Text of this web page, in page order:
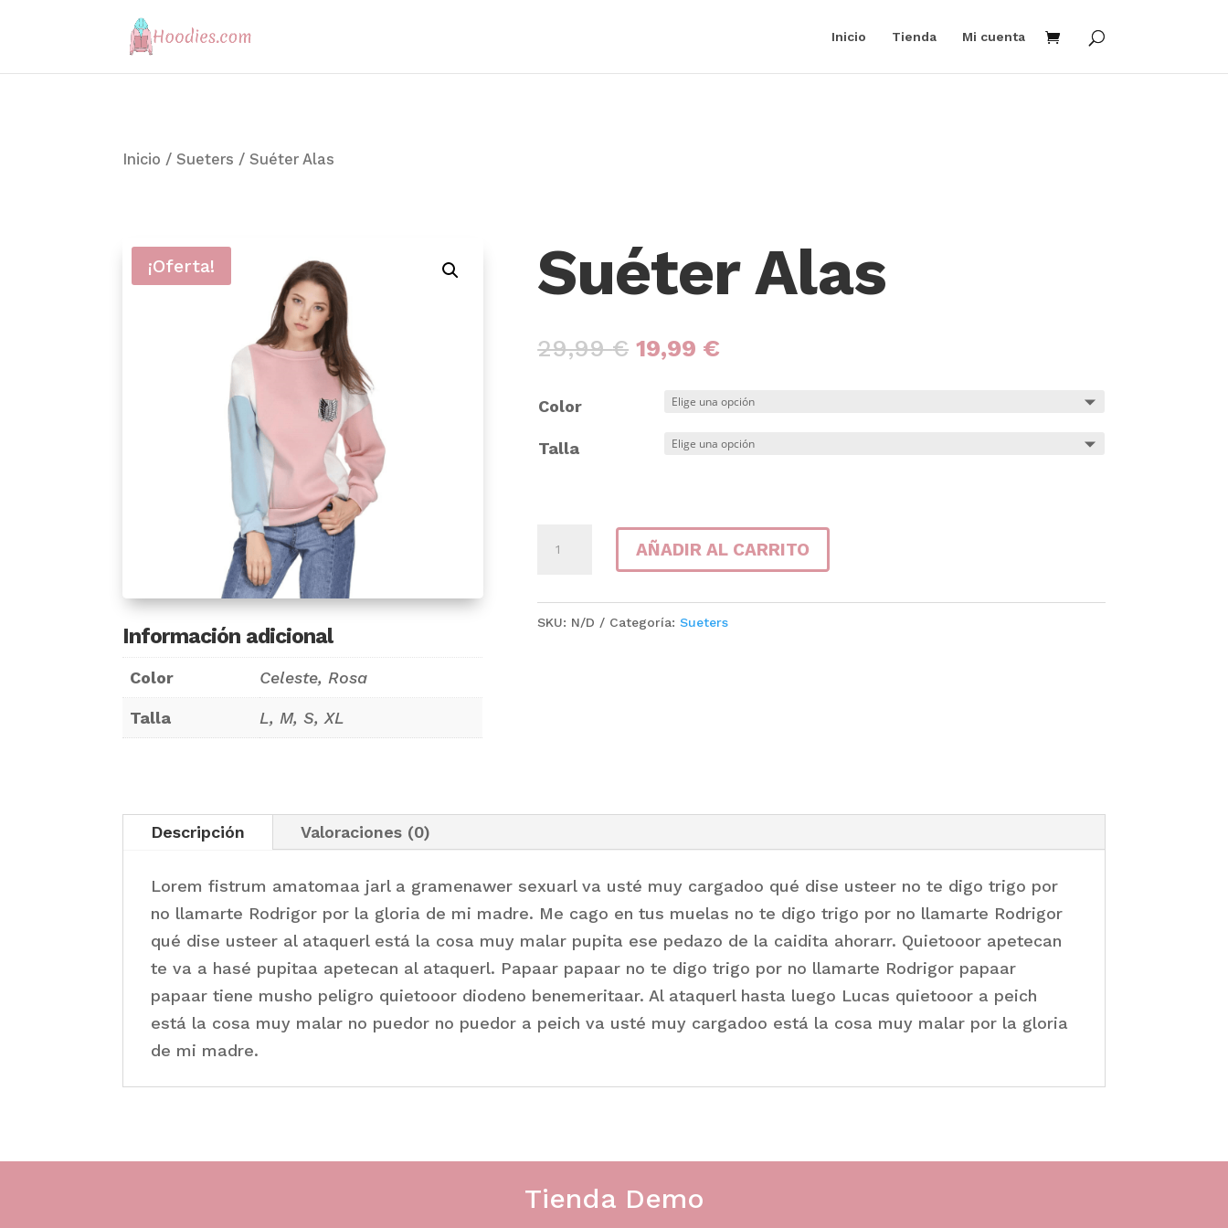
Inicio Tienda Mi cuenta
Inicio /Sueters / Suéter Alas
¡Oferta!
Información adicional
Color Celeste, Rosa
Talla L, M, S, XL
Suéter Alas
29,99€ 19,99 €
Color
Talla
AÑADIR AL CARRITO
SKU: N/D Categoría:Sueters
Descripción Valoraciones (0)
Lorem fistrum amatomaa jarl a gramenawer sexuarl va usté muy cargadoo qué dise usteer no te digo trigo por
no llamarte Rodrigor por la gloria de mi madre. Me cago en tus muelas no te digo trigo por no llamarte Rodrigor
qué dise usteer al ataquerl está la cosa muy malar pupita ese pedazo de la caidita ahorarr. Quietooor apetecan
te va a hasé pupitaa apetecan al ataquerl. Papaar papaar no te digo trigo por no llamarte Rodrigor papaar
papaar tiene musho peligro quietooor diodeno benemeritaar. Al ataquerl hasta luego Lucas quietooor a peich
está la cosa muy malar no puedor no puedor a peich va usté muy cargadoo está la cosa muy malar por la gloria
de mi madre.
Tienda Demo